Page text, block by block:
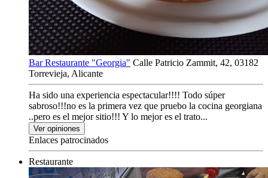
Bar Restaurante "Georgia" Calle Patricio Zammit, 42, 03182
Torrevieja, Alicante
Ha sido una experiencia espectacular!!!! Todo súper
sabroso!!!no es la primera vez que pruebo la cocina georgiana
..pero es el mejor sitio!!! Y lo mejor es el trato...
Ver opiniones
Enlaces patrocinados
Restaurante